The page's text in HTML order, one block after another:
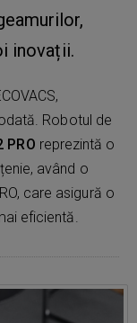
inovații.
Robotul de
PRO reprezintă o
având o
care asigură o
eficientă.